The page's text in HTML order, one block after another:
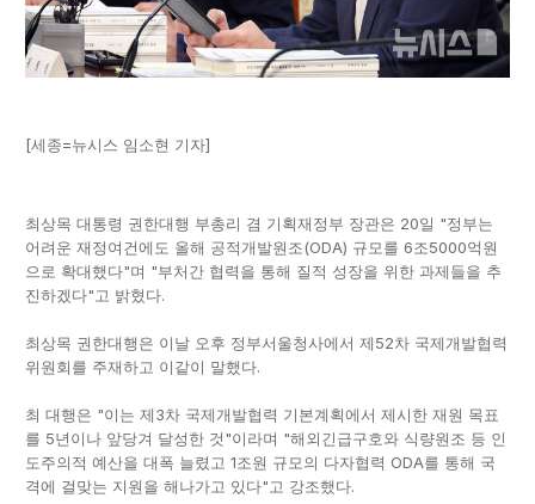
[세종=뉴시스 임소현 기자]
최상목 대통령 권한대행 부총리 겸 기획재정부 장관은 20일 "정부는
어려운 재정여건에도 올해 공적개발원조(ODA) 규모를 6조5000억원
으로 확대했다"며 "부처간 협력을 통해 질적 성장을 위한 과제들을 추
진하겠다"고 밝혔다.
최상목 권한대행은 이날 오후 정부서울청사에서 제52차 국제개발협력
위원회를 주재하고 이같이 말했다.
최 대행은 "이는 제3차 국제개발협력 기본계획에서 제시한 재원 목표
를 5년이나 앞당겨 달성한 것"이라며 "해외긴급구호와 식량원조 등 인
도주의적 예산을 대폭 늘렸고 1조원 규모의 다자협력 ODA를 통해 국
격에 걸맞는 지원을 해나가고 있다"고 강조했다.